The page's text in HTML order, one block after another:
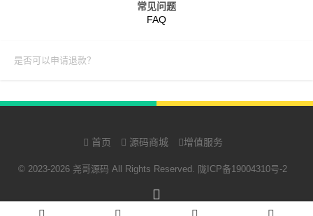
常见问题
FAQ
是否可以申请退款？
首页 源码商城 增值服务
© 2023-2026 尧哥源码 All Rights Reserved. 陇ICP备19004310号-2